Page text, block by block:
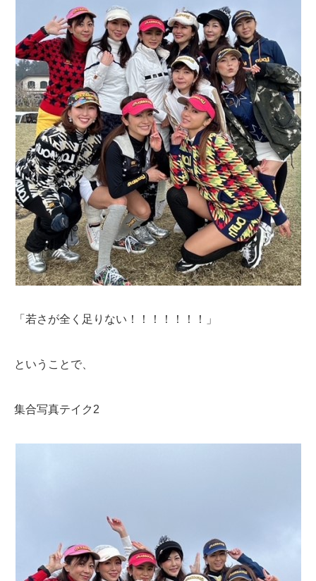
「若さが全く足りない！！！！！！！」
ということで、
集合写真テイク2